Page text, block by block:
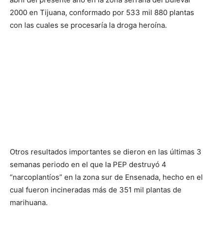
2000 en Tijuana, conformado por 533 mil 880 plantas
con las cuales se procesaría la droga heroína.
Otros resultados importantes se dieron en las últimas 3
semanas periodo en el que la PEP destruyó 4
“narcoplantíos” en la zona sur de Ensenada, hecho en el
cual fueron incineradas más de 351 mil plantas de
marihuana.